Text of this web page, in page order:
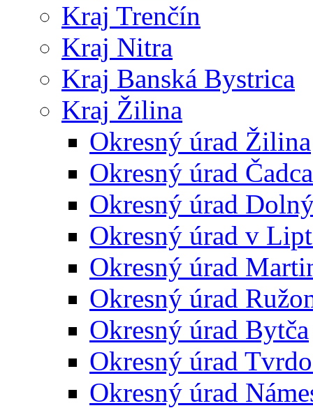
Kraj Trenčín
Kraj Nitra
Kraj Banská Bystrica
Kraj Žilina
Okresný úrad Žilina
Okresný úrad Čadca
Okresný úrad
Okresný úrad v
Okresný úrad
Okresný úrad
Okresný úrad Bytča
Okresný úrad
Okresný úrad